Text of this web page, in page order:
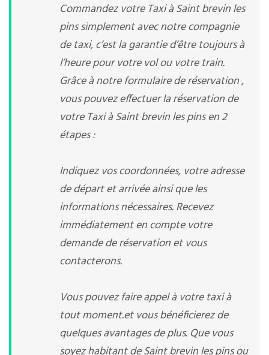
Commandez votre Taxi à Saint brevin les
pins simplement avec notre compagnie
de taxi, c’est la garantie d’être toujours à
l’heure pour votre vol ou votre train.
Grâce à notre formulaire de réservation ,
vous pouvez effectuer la réservation de
votre Taxi à Saint brevin les pins en 2
étapes :
Indiquez vos coordonnées, votre adresse
de départ et arrivée ainsi que les
informations nécessaires. Recevez
immédiatement en compte votre
demande de réservation et vous
contacterons.
Vous pouvez faire appel à votre taxi à
tout moment.et vous bénéficierez de
quelques avantages de plus. Que vous